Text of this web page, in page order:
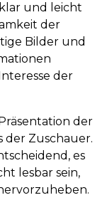
und leicht
der
Bilder und
der
der
der Zuschauer.
es
lesbar sein,